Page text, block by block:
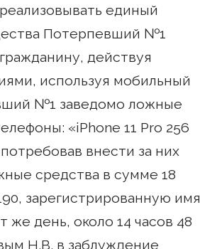
единый
Потерпевший №1
действуя
используя мобильный
№1 заведомо ложные
«iPhone 11 Pro 256
внести за них
средства в сумме 18
зарегистрированную имя
же день, около 14 часов 48
Н.В. в заблуждение